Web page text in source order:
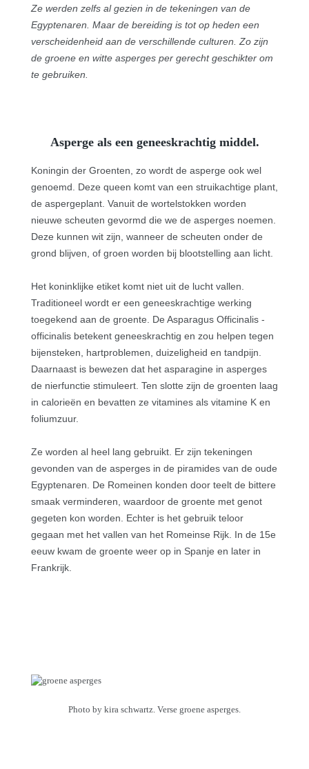
Ze werden zelfs al gezien in de tekeningen van de
Egyptenaren. Maar de bereiding is tot op heden een
verscheidenheid aan de verschillende culturen. Zo zijn
de groene en witte asperges per gerecht geschikter om
te gebruiken.
Asperge als een geneeskrachtig middel.
Koningin der Groenten, zo wordt de asperge ook wel
genoemd. Deze queen komt van een struikachtige plant,
de aspergeplant. Vanuit de wortelstokken worden
nieuwe scheuten gevormd die we de asperges noemen.
Deze kunnen wit zijn, wanneer de scheuten onder de
grond blijven, of groen worden bij blootstelling aan licht.
Het koninklijke etiket komt niet uit de lucht vallen.
Traditioneel wordt er een geneeskrachtige werking
toegekend aan de groente. De Asparagus Officinalis -
officinalis betekent geneeskrachtig en zou helpen tegen
bijensteken, hartproblemen, duizeligheid en tandpijn.
Daarnaast is bewezen dat het asparagine in asperges
de nierfunctie stimuleert. Ten slotte zijn de groenten laag
in calorieën en bevatten ze vitamines als vitamine K en
foliumzuur.
Ze worden al heel lang gebruikt. Er zijn tekeningen
gevonden van de asperges in de piramides van de oude
Egyptenaren. De Romeinen konden door teelt de bittere
smaak verminderen, waardoor de groente met genot
gegeten kon worden. Echter is het gebruik teloor
gegaan met het vallen van het Romeinse Rijk. In de 15e
eeuw kwam de groente weer op in Spanje en later in
Frankrijk.
Photo by kira schwartz. Verse groene asperges.